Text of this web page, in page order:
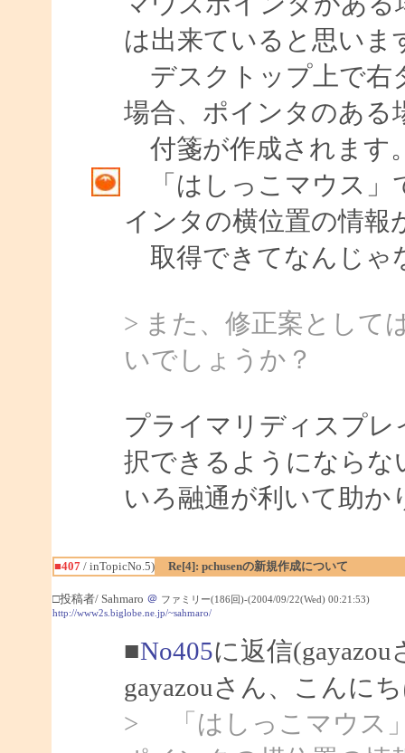
は出来ていると思いま
デスクトップ上で右
場合、ポインタのある
付箋が作成されます
「はしっこマウス」
インタの横位置の情報
取得できてなんじゃ
> また、修正案として
いでしょうか？
プライマリディスプ
択できるようになら
いろ融通が利いて助か
■407/ inTopicNo.5) Re[4]: pchusenの新規作成について
□投稿者/ Sahmaro ＠ ファミリー(186回)-(2004/09/22(Wed) 00:21:53)
http://www2s.biglobe.ne.jp/~sahmaro/
■No405に返信
gayazouさん、こんに
> 「はしっこマウス